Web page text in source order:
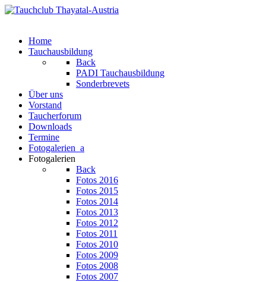
Home
Tauchausbildung
Back
PADI Tauchausbildung
Sonderbrevets
Über uns
Vorstand
Taucherforum
Downloads
Termine
Fotogalerien_a
Fotogalerien
Back
Fotos 2016
Fotos 2015
Fotos 2014
Fotos 2013
Fotos 2012
Fotos 2011
Fotos 2010
Fotos 2009
Fotos 2008
Fotos 2007